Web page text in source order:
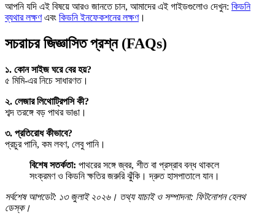
আপনি যদি এই বিষয়ে আরও জানতে চান, আমাদের এই গাইডগুলোও দেখুন: কিডনি
ব্যথার লক্ষণএবং কিডনি ইনফেকশনের লক্ষণ।
সচরাচর জিজ্ঞাসিত প্রশ্ন (FAQs)
১. কোন সাইজ ঘরে বের হয়?
৫ মিমি-এর নিচে সাধারণত।
২. লেজার লিথোট্রিপসি কী?
শব্দ তরঙ্গে বড় পাথর ভাঙা।
৩. প্রতিরোধ কীভাবে?
প্রচুর পানি, কম লবণ, লেবু পানি।
বিশেষ সতর্কতা: পাথরের সঙ্গে জ্বর, শীত বা প্রস্রাব বন্ধ থাকলে
সংক্রমণ ও কিডনি ক্ষতির জরুরি ঝুঁকি। দ্রুত হাসপাতালে যান।
সর্বশেষ আপডেট: ১৩ জুলাই ২০২৬। তথ্য যাচাই ও সম্পাদনা: ফিটনোশন হেলথ
ডেস্ক।